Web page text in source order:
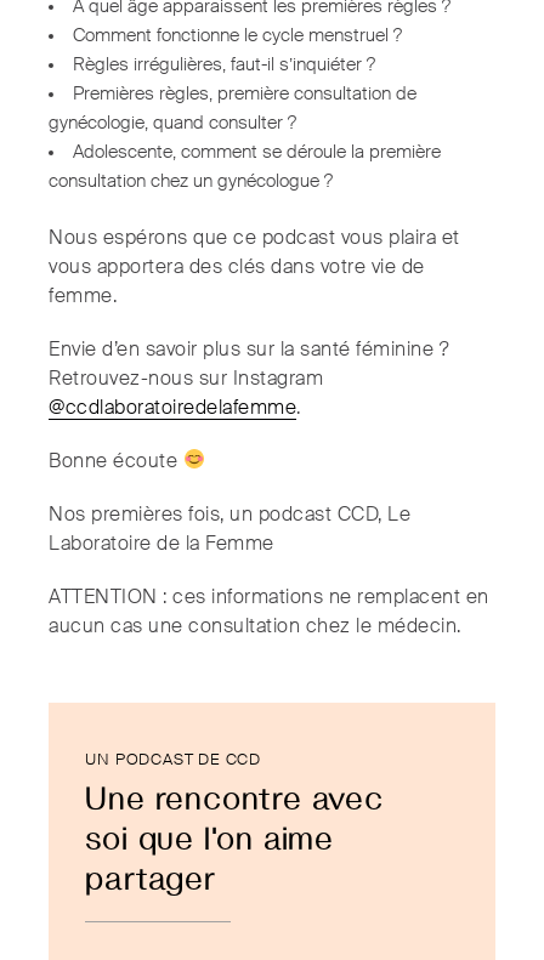
A quel âge apparaissent les premières règles ?
Comment fonctionne le cycle menstruel ?
Règles irrégulières, faut-il s’inquiéter ?
Premières règles, première consultation de
gynécologie, quand consulter ?
Adolescente, comment se déroule la première
consultation chez un gynécologue ?
Nous espérons que ce podcast vous plaira et
vous apportera des clés dans votre vie de
femme.
Envie d’en savoir plus sur la santé féminine ?
Retrouvez-nous sur Instagram
@ccdlaboratoiredelafemme.
Bonne écoute
Nos premières fois, un podcast CCD, Le
Laboratoire de la Femme
ATTENTION : ces informations ne remplacent en
aucun cas une consultation chez le médecin.
UN PODCAST DE CCD
Une rencontre avec
soi que l'on aime
partager